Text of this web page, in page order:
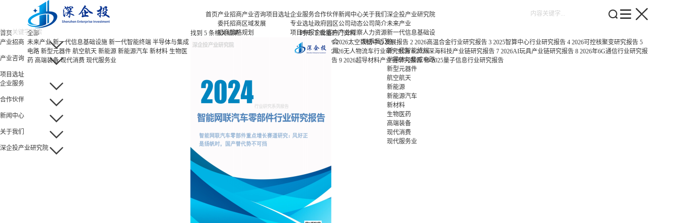
首页产业招商
委托招商
招商策略
招商办会
产业咨询
区域发展
规划
项目选址企业服务
专业选址
项目申报
投融资服
务
合作伙伴
政府园区
企业客户
行业协会
基金公司
新闻中心
公司动态
产业观察
关于我们
公司简介
人力资源
联系我们
深企投产业研究院
未来产业
新一代信息基础设
施
新一代智能终端
半导体与集成电路
新型元器件
航空航天
新能源
新能源汽车
新材料
生物医药
高端装备
现代消费
现代服务业
首页
产业招商
产业咨询
项目选址
企业服务
合作伙伴
新闻中心
关于我们
深企投产业研究院
全部
未来产业 新一代信息基础设施 新一代智能终端 半导体与集成
电路 新型元器件 航空航天 新能源 新能源汽车 新材料 生物医
药 高端装备 现代消费 现代服务业
找到5 条相关结果 时间 下载量热门资料
1 2026太空数据中心发展报告 2 2026高温合金行业研究报告 3 2025智算中心行业研究报告 4 2026可控核聚变研究报告 5
2026无人物流车行业研究报告 6 2025深海科技产业链研究报告 7 2026AI玩具产业链研究报告 8 2026年6G通信行业研究报
告 9 2026超导材料产业链研究报告 10 2025量子信息行业研究报告